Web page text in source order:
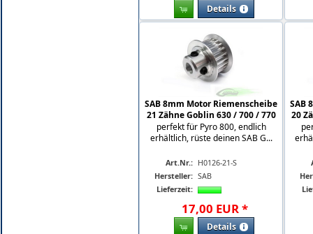
Details
SAB 8mm Motor Riemenscheibe
21 Zähne Goblin 630 / 700 / 770
perfekt für Pyro 800, endlich
erhältlich, rüste deinen SAB G...
Art.Nr.: H0126-21-S
Hersteller: SAB
Lieferzeit:
17,00 EUR*
Details
SAB
20